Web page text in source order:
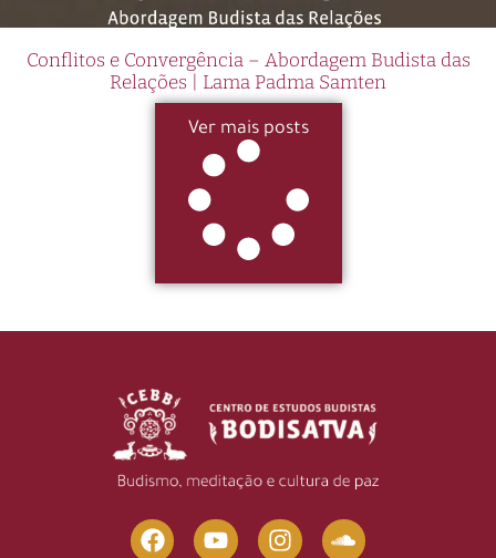
Conflitos e Convergência – Abordagem Budista das
Relações | Lama Padma Samten
Ver mais posts